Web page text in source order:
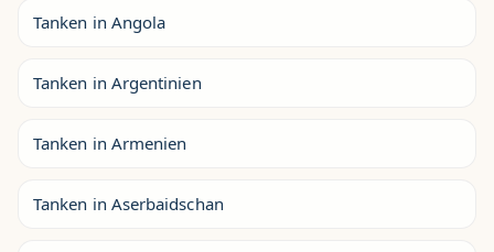
Tanken in Angola
Tanken in Argentinien
Tanken in Armenien
Tanken in Aserbaidschan